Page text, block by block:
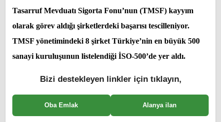
Tasarruf Mevduatı Sigorta Fonu’nun (TMSF) kayyım
olarak görev aldığı şirketlerdeki başarısı tescilleniyor.
TMSF yönetimindeki 8 şirket Türkiye’nin en büyük 500
sanayi kuruluşunun listelendiği İSO-500’de yer aldı.
Bizi destekleyen linkler için tıklayın,
Oba Emlak Alanya ilan